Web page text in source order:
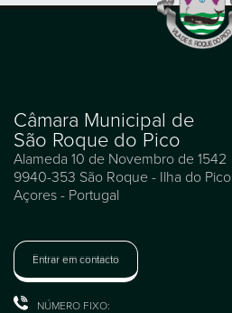
Câmara Municipal de
São Roque do Pico
Alameda 10 de Novembro de 1542
9940-353 São Roque - Ilha do Pico
Açores - Portugal
Entrar em contacto
NÚMERO FIXO: